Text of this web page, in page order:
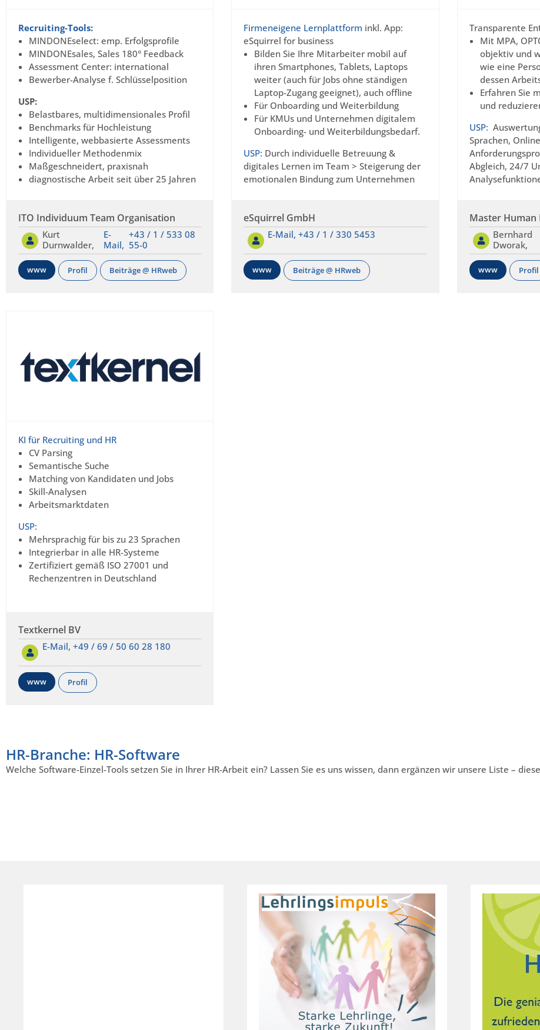
Recruiting-Tools:
MINDONEselect: emp. Erfolgsprofile
MINDONEsales, Sales 180° Feedback
Assessment Center: international
Bewerber-Analyse f. Schlüsselposition
USP:
Belastbares, multidimensionales Profil
Benchmarks für Hochleistung
Intelligente, webbasierte Assessments
Individueller Methodenmix
Maßgeschneidert, praxisnah
diagnostische Arbeit seit über 25 Jahren
ITO Individuum Team Organisation
Kurt
Durnwalder,
E-
Mail,
+43 / 1 / 533 08
55-0
www Profil Beiträge @ HRweb
Firmeneigene Lernplattform inkl. App:
eSquirrel for business
Bilden Sie Ihre Mitarbeiter mobil auf
ihren Smartphones, Tablets, Laptops
weiter (auch für Jobs ohne ständigen
Laptop-Zugang geeignet), auch offline
Für Onboarding und Weiterbildung
Für KMUs und Unternehmen digitalem
Onboarding- und Weiterbildungsbedarf.
USP: Durch individuelle Betreuung &
digitales Lernen im Team > Steigerung der
emotionalen Bindung zum Unternehmen
eSquirrel GmbH
E-Mail, +43 / 1 / 330 5453
www Beiträge @ HRweb
Transparente
Mit MPA,
objektiv und
wie eine
dessen
Erfahren Sie
und
USP:
Sprachen,
Abgleich, 24/7
Master Human
Bernhard
Dworak,
www Profil
KI für Recruiting und HR
CV Parsing
Semantische Suche
Matching von Kandidaten und Jobs
Skill-Analysen
Arbeitsmarktdaten
USP:
Mehrsprachig für bis zu 23 Sprachen
Integrierbar in alle HR-Systeme
Zertifiziert gemäß ISO 27001 und
Rechenzentren in Deutschland
Textkernel BV
E-Mail, +49 / 69 / 50 60 28 180
www Profil
HR-Branche: HR-Software
Welche Software-Einzel-Tools setzen Sie in Ihrer HR-Arbeit ein? Lassen Sie es uns wissen, dann ergänzen wir unsere Liste –